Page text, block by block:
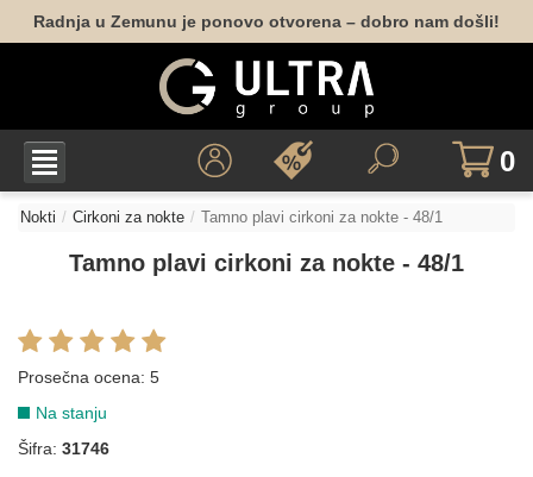
Radnja u Zemunu je ponovo otvorena – dobro nam došli!
0
Nokti Cirkoni za nokte Tamno plavi cirkoni za nokte - 48/1
Tamno plavi cirkoni za nokte - 48/1
Prosečna ocena: 5
Na stanju
Šifra: 31746